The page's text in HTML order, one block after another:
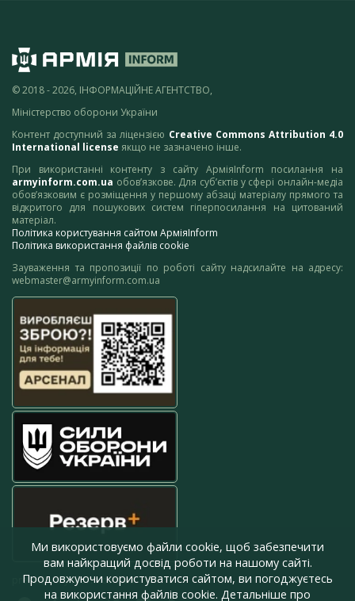
© 2018 - 2026, ІНФОРМАЦІЙНЕ АГЕНТСТВО,
Міністерство оборони України
Контент доступний за ліцензією Creative Commons Attribution 4.0
International license якщо не зазначено інше.
При використанні контенту з сайту АрміяInform посилання на
armyinform.com.ua обов’язкове. Для суб’єктів у сфері онлайн-медіа
обов’язковим є розміщення у першому абзаці матеріалу прямого та
відкритого для пошукових систем гіперпосилання на цитований
матеріал.
Політика користування сайтом АрміяInform
Політика використання файлів cookie
Зауваження та пропозиції по роботі сайту надсилайте на адресу:
webmaster@armyinform.com.ua
press@armyinform.com.ua
Ми використовуємо файли cookie, щоб забезпечити
вам найкращий досвід роботи на нашому сайті.
Продовжуючи користуватися сайтом, ви погоджуєтесь
на використання файлів cookie. Детальніше про